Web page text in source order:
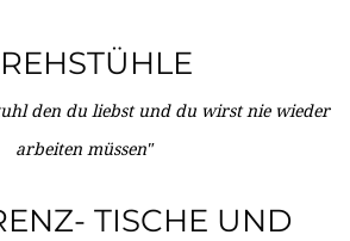
den du liebst und du wirst nie wieder
arbeiten müssen"
TISCHE UND